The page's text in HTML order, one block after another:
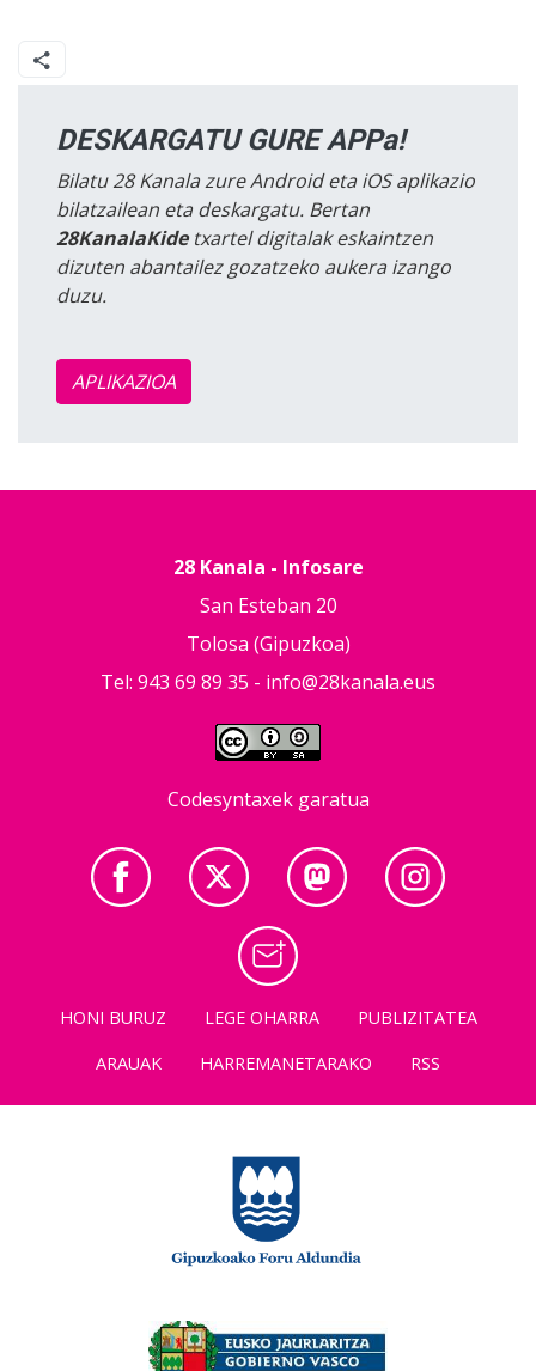
DESKARGATU GURE APPa!
Bilatu 28 Kanala zure Android eta iOS aplikazio
bilatzailean eta deskargatu. Bertan
28KanalaKidetxartel digitalak eskaintzen
dizuten abantailez gozatzeko aukera izango
duzu.
APLIKAZIOA
28 Kanala - Infosare
San Esteban 20
Tolosa (Gipuzkoa)
Tel: 943 69 89 35 - info@28kanala.eus
Codesyntaxek garatua
HONI BURUZ LEGE OHARRA
PUBLIZITATEA
ARAUAK
HARREMANETARAKO RSS